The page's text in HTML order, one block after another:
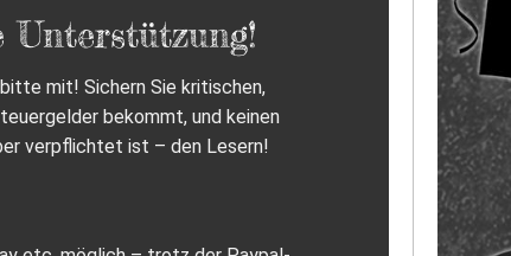
mit! Sichern Sie kritischen,
bekommt, und keinen
verpflichtet ist – den Lesern!